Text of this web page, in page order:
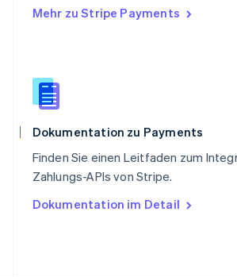
Mehr zu Stripe Payments
Dokumentation zu Payments
Finden Sie einen Leitfaden zum
Zahlungs-APIs von Stripe.
Dokumentation im Detail
Slowenien
English
Spanien
Español
Thailand
Tschechische Republik
English
English